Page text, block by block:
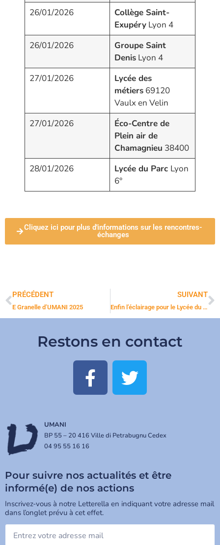
26/01/2026
Collège Saint-
ExupéryLyon 4
26/01/2026
Groupe Saint
DenisLyon 4
27/01/2026
Lycée des
métiers69120
Vaulx en Velin
27/01/2026
Éco-Centre de
Plein air de
Chamagnieu 38400
28/01/2026
Lycée du Parc Lyon
6°
Cliquez ici pour plus d'informations sur les rencontres-
échanges
PRÉCÉDENT
E Granelle d’UMANI 2025
SUIVANT
Enfin l’éclairage pour le Lycée du Faraony à Ampasimanjeva- MADAGASCAR !💡💡💡💡
Restons en contact
UMANI
BP 55 – 20 416 Ville di Petrabugnu Cedex
04 95 55 16 16
Pour suivre nos actualités et être
informé(e) de nos actions
Inscrivez-vous à notre Letterella en indiquant votre adresse mail
dans l’onglet prévu à cet effet.